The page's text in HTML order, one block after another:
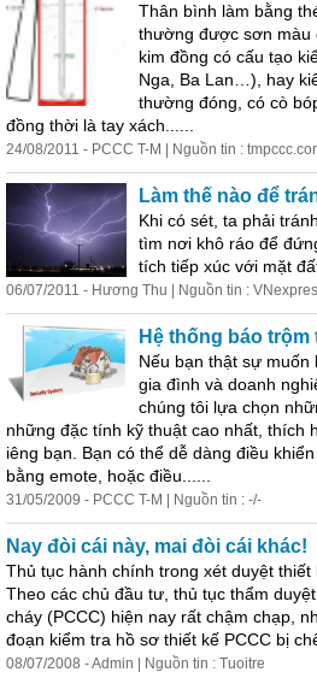
Thân bình làm bằng
thường được sơn màu
kim đồng có cấu tạo
Nga, Ba Lan…), hay
thường đóng, có cò
đồng thời là tay xách......
24/08/2011 - PCCC T-M | Nguồn tin :
Làm thế nào để
Khi có sét, ta phải
tìm nơi khô ráo để
tích tiếp xúc với mặt
06/07/2011 - Hương Thu | Nguồn tin :
Hệ thống báo
Nếu bạn thật sự
gia đình và doanh
chúng tôi lựa chọn
những đặc tính kỹ thuật cao nhất, thích
iêng bạn. Bạn có thể dễ dàng điều
bằng emote, hoặc điều......
31/05/2009 - PCCC T-M | Nguồn tin : -/-
Nay đòi cái này, mai đòi cái khác!
Thủ tục hành chính trong xét duyệt
Theo các chủ đầu tư, thủ tục thẩm
cháy (PCCC) hiện nay rất chậm chạp,
đoạn kiểm tra hồ sơ thiết kế PCCC bị
08/07/2008 - Admin | Nguồn tin : Tuoitre